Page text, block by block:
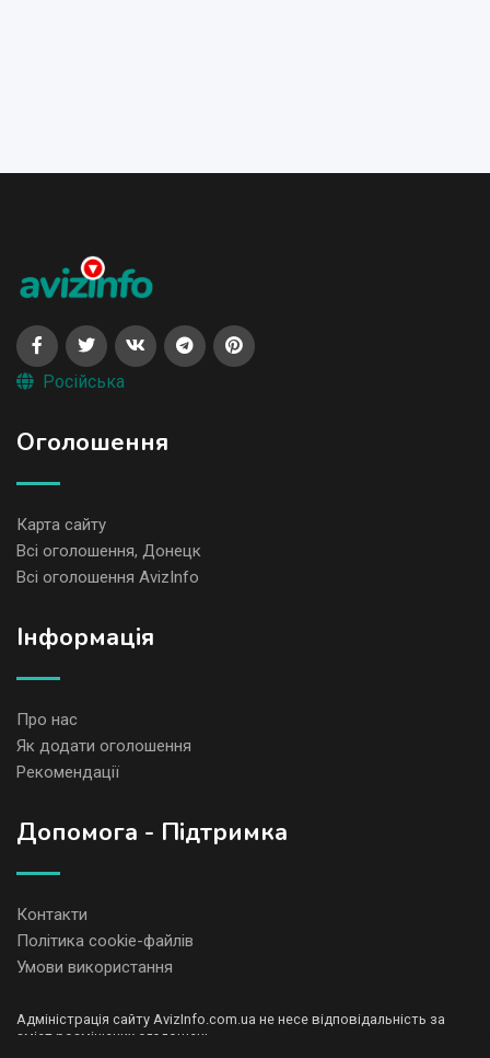
Російська
Оголошення
Карта сайту
Всі оголошення, Донецк
Всі оголошення AvizInfo
Iнформація
Про нас
Як додати оголошення
Рекомендації
Допомога - Підтримка
Контакти
Політика cookie-файлів
Умови використання
Адміністрація сайту AvizInfo.com.ua не несе відповідальність за
зміст розміщених оголошень.